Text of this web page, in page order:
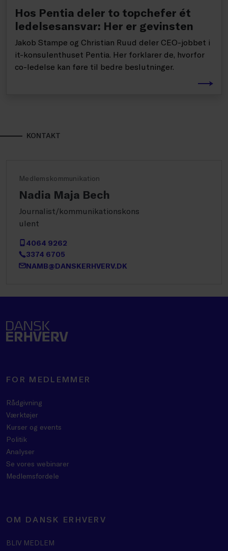
Hos Pentia deler to topchefer ét
ledelsesansvar: Her er gevinsten
Jakob Stampe og Christian Ruud deler CEO-jobbet i
it-konsulenthuset Pentia. Her forklarer de, hvorfor
co-ledelse kan føre til bedre beslutninger.
KONTAKT
Medlemskommunikation
Nadia Maja Bech
Journalist/kommunikationskons
ulent
4064 9262
3374 6705
NAMB@DANSKERHVERV.DK
FOR MEDLEMMER
Rådgivning
Værktøjer
Kurser og events
Politik
Analyser
Se vores webinarer
Medlemsfordele
OM DANSK ERHVERV
BLIV MEDLEM